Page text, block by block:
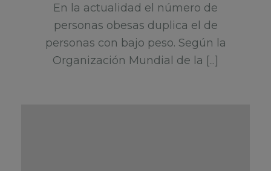
En la actualidad el número de
personas obesas duplica el de
personas con bajo peso. Según la
Organización Mundial de la [...]